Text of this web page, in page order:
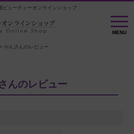
ビューティーオンラインショップ
MENU
MENU
やんさんのレビュー
んのレビュー